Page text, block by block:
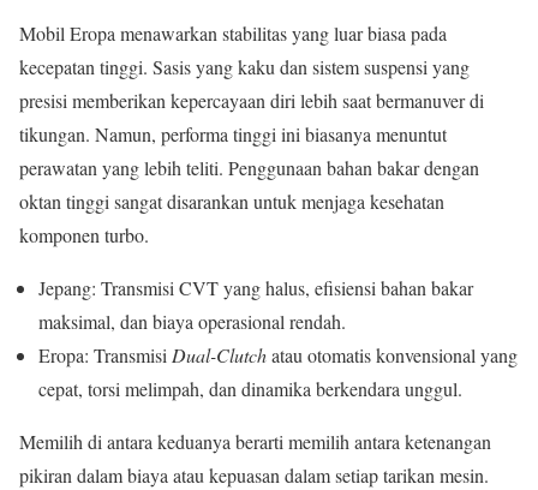
Mobil Eropa menawarkan stabilitas yang luar biasa pada
kecepatan tinggi. Sasis yang kaku dan sistem suspensi yang
presisi memberikan kepercayaan diri lebih saat bermanuver di
tikungan. Namun, performa tinggi ini biasanya menuntut
perawatan yang lebih teliti. Penggunaan bahan bakar dengan
oktan tinggi sangat disarankan untuk menjaga kesehatan
komponen turbo.
Jepang: Transmisi CVT yang halus, efisiensi bahan bakar
maksimal, dan biaya operasional rendah.
Eropa: TransmisiDual-Clutchatau otomatis konvensional yang
cepat, torsi melimpah, dan dinamika berkendara unggul.
Memilih di antara keduanya berarti memilih antara ketenangan
pikiran dalam biaya atau kepuasan dalam setiap tarikan mesin.